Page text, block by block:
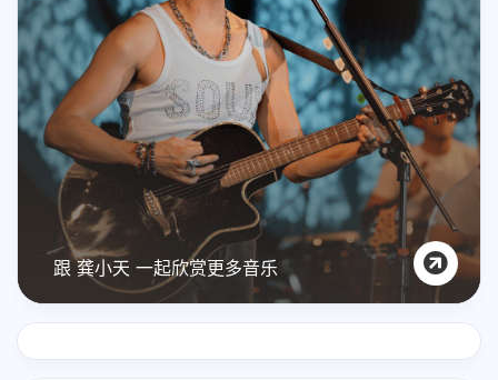
跟 龚小天 一起欣赏更多音乐